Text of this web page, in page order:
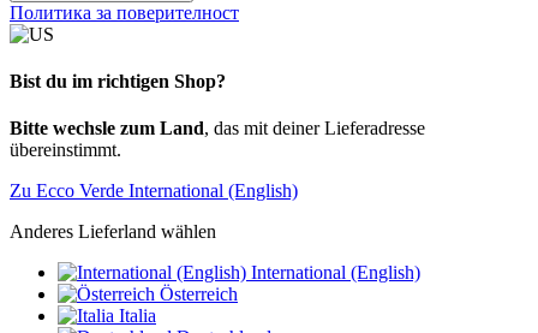
Политика за поверителност
Bist du im richtigen Shop?
Bitte wechsle zum Land, das mit deiner Lieferadresse
übereinstimmt.
Zu Ecco Verde International (English)
Anderes Lieferland wählen
International (English)
Österreich
Italia